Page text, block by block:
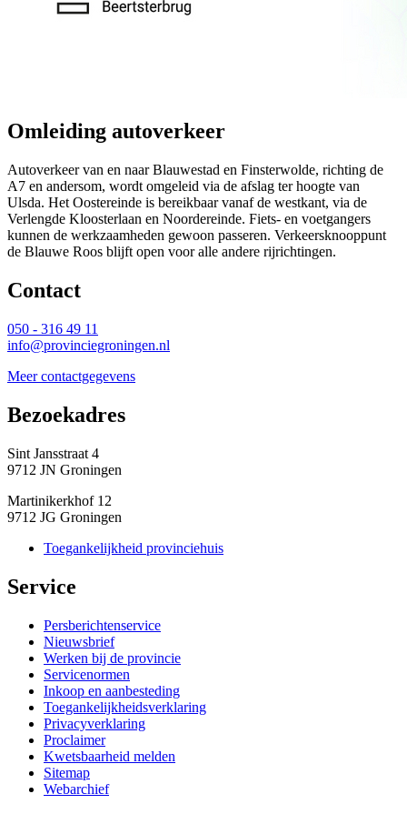
Omleiding autoverkeer
Autoverkeer van en naar Blauwestad en Finsterwolde, richting de
A7 en andersom, wordt omgeleid via de afslag ter hoogte van
Ulsda. Het Oostereinde is bereikbaar vanaf de westkant, via de
Verlengde Kloosterlaan en Noordereinde. Fiets- en voetgangers
kunnen de werkzaamheden gewoon passeren. Verkeersknooppunt
de Blauwe Roos blijft open voor alle andere rijrichtingen.
Contact
050 - 316 49 11
info@provinciegroningen.nl
Meer contactgegevens
Bezoekadres
Sint Jansstraat 4
9712 JN Groningen
Martinikerkhof 12
9712 JG Groningen
Toegankelijkheid provinciehuis
Service
Persberichtenservice
Nieuwsbrief
Werken bij de provincie
Servicenormen
Inkoop en aanbesteding
Toegankelijkheidsverklaring
Privacyverklaring
Proclaimer
Kwetsbaarheid melden
Sitemap
Webarchief